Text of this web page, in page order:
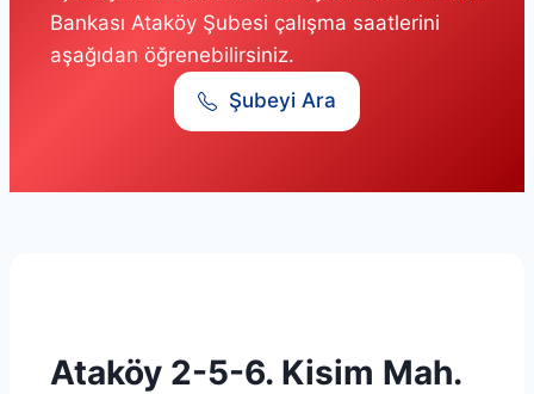
Bankası Ataköy Şubesi çalışma saatlerini
aşağıdan öğrenebilirsiniz.
Şubeyi Ara
Ataköy 2-5-6. Kisim Mah.